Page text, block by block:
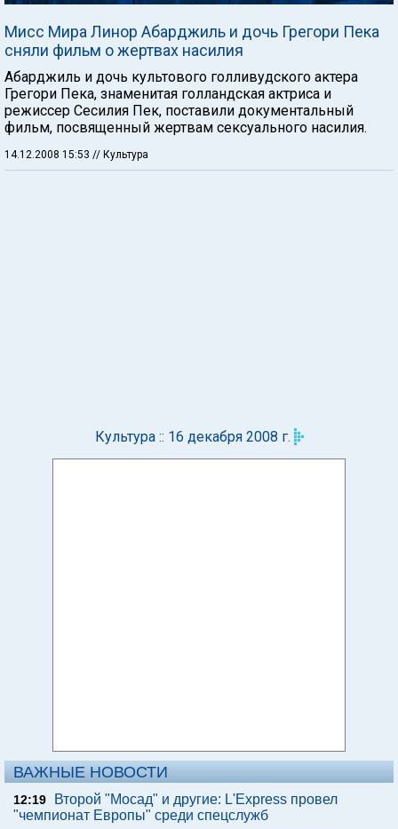
Мисс Мира Линор Абарджиль и дочь Грегори Пека
сняли фильм о жертвах насилия
Абарджиль и дочь культового голливудского актера
Грегори Пека, знаменитая голландская актриса и
режиссер Сесилия Пек, поставили документальный
фильм, посвященный жертвам сексуального насилия.
14.12.2008 15:53 // Культура
Культура :: 16 декабря 2008 г.
ВАЖНЫЕ НОВОСТИ
12:19
Второй "Мосад" и другие: L'Express провел
"чемпионат Европы" среди спецслужб